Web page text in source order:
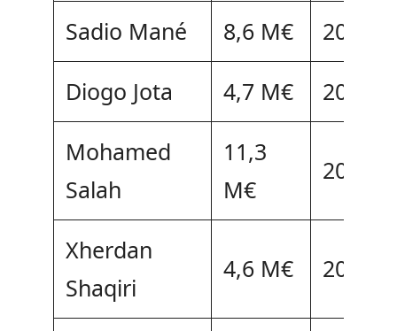
Sadio Mané
8,6 M€
2023
Diogo Jota
4,7 M€
2025
Mohamed
Salah
11,3
M€
2023
Xherdan
Shaqiri
4,6 M€ 2023